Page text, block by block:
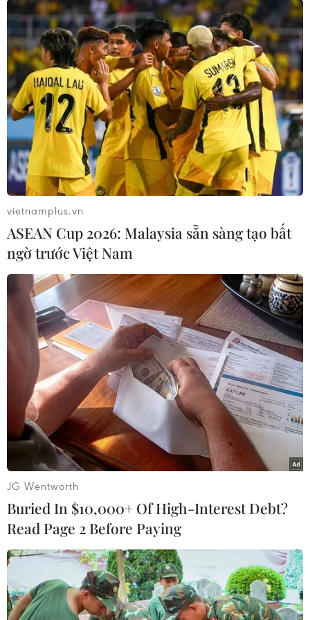
(TTXVN/Vietnam+)
#Metaverse #Epic Games #tập đoàn điện tử Sony
Theo dõi VietnamPlus
TIN LIÊN QUAN
vietnamplus.vn
ASEAN Cup 2026: Malaysia sẵn sàng tạo bất
ngờ trước Việt Nam
JG Wentworth
Buried In $10,000+ Of High-Interest Debt?
Read Page 2 Before Paying